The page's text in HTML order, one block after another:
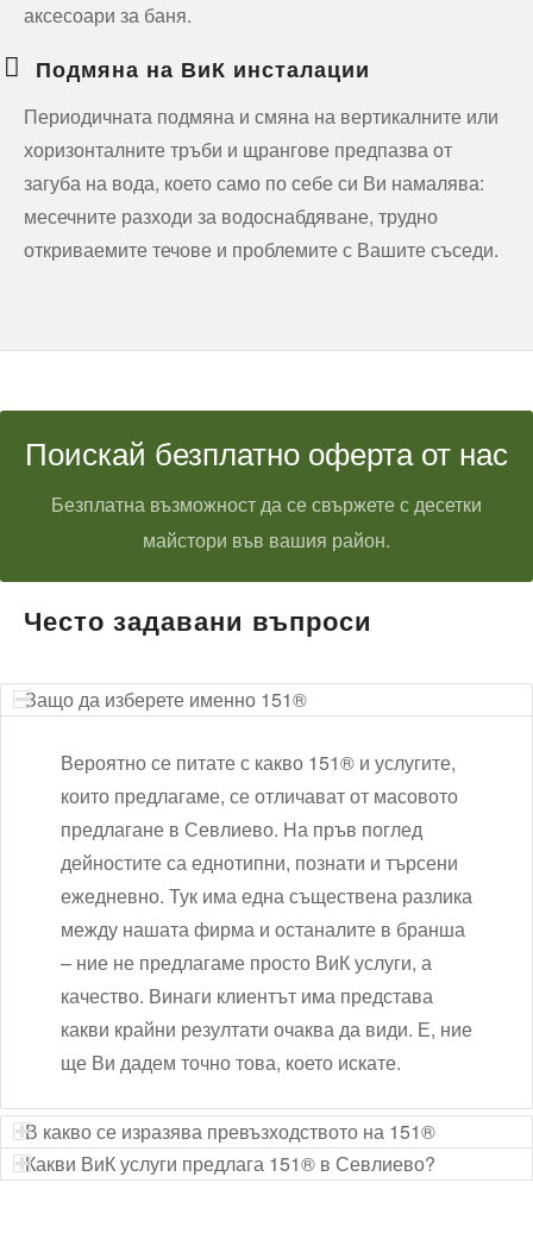
аксесоари за баня.
Подмяна на ВиК инсталации
Периодичната подмяна и смяна на вертикалните или
хоризонталните тръби и щрангове предпазва от
загуба на вода, което само по себе си Ви намалява:
месечните разходи за водоснабдяване, трудно
откриваемите течове и проблемите с Вашите съседи.
Поискай безплатно оферта от нас
Безплатна възможност да се свържете с десетки
майстори във вашия район.
Често задавани въпроси
Защо да изберете именно 151®
Вероятно се питате с какво 151® и услугите,
които предлагаме, се отличават от масовото
предлагане в Севлиево. На пръв поглед
дейностите са еднотипни, познати и търсени
ежедневно. Тук има една съществена разлика
между нашата фирма и останалите в бранша
– ние не предлагаме просто ВиК услуги, а
качество. Винаги клиентът има представа
какви крайни резултати очаква да види. Е, ние
ще Ви дадем точно това, което искате.
В какво се изразява превъзходството на 151®
Какви ВиК услуги предлага 151® в Севлиево?